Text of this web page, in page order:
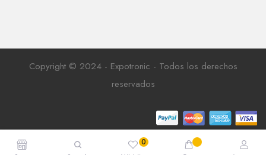
Copyright © 2024 - Expotronic - Todos los derechos
reservados